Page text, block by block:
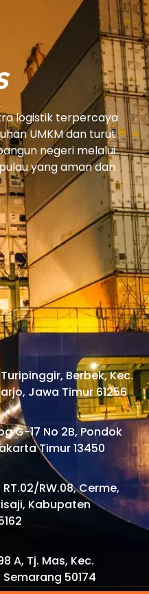
logistik terpercaya
UMKM dan turut
negeri melalui
yang aman dan
Berbek, Kec.
Jawa Timur 61256
G-17 No 2B, Pondok
Timur 13450
RW.08, Cerme,
Kabupaten
A, Tj. Mas, Kec.
50174